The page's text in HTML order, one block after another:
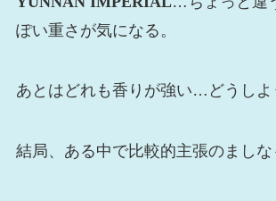
ぽい重さが気になる。
あとはどれも香りが強い…どうし
結局、ある中で比較的主張のまし